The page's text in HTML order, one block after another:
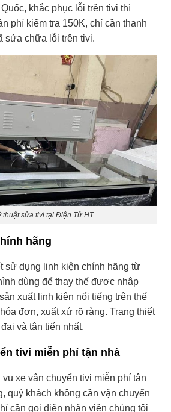
khắc phục lỗi trên tivi thì
phí kiểm tra 150K, chỉ cần thanh
sửa chữa lỗi trên tivi.
thuật sửa tivi tại Điện Tử HT
hãng
sử dụng linh kiện chính hãng từ
dùng để thay thế được nhập
xuất linh kiện nổi tiếng trên thế
đơn, xuất xứ rõ ràng. Trang thiết
và tân tiến nhất.
tivi miễn phí tận nhà
xe vận chuyển tivi miễn phí tận
quý khách không cần vận chuyển
cần gọi điện nhân viên chúng tôi